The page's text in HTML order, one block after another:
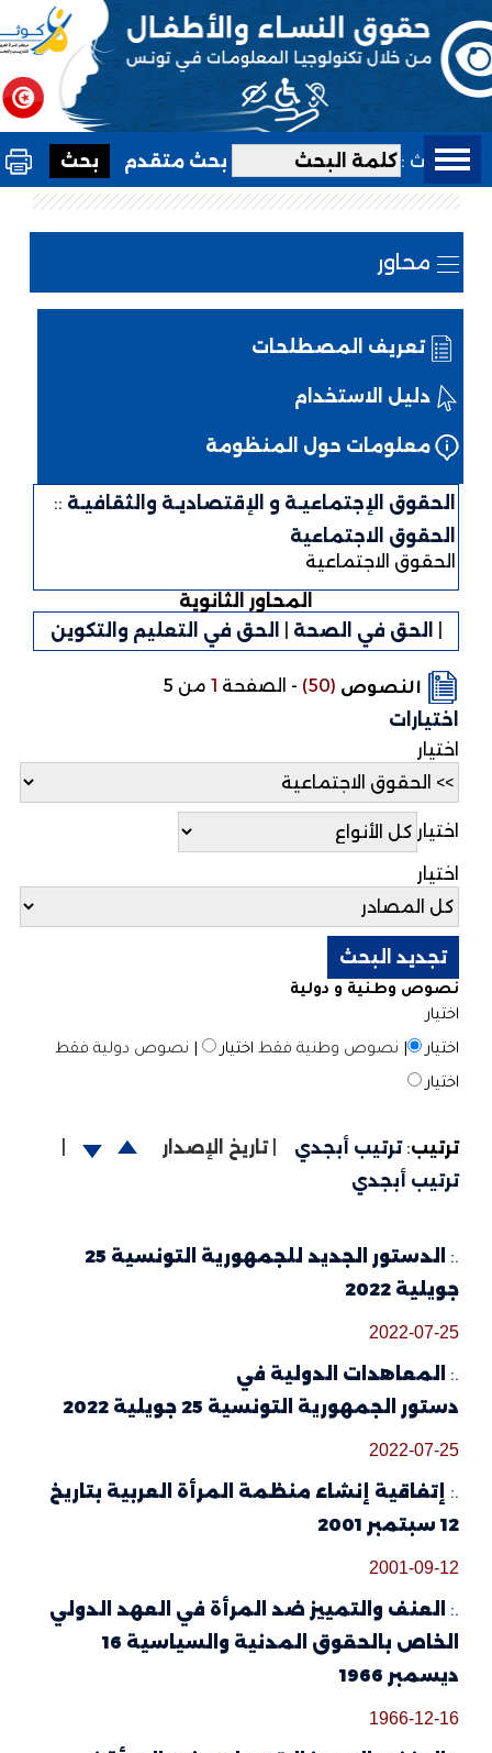
بحث : بحث متقدم
محاور
تعريف المصطلحات
دليل الاستخدام
معلومات حول المنظومة
الحقوق الإجتماعيـة و الإقتصاديـة والثقافيـة ::
الحقوق الاجتماعية
الحقوق الاجتماعية
المحاور الثانوية
الحق في الصحة | الحق في التعليم والتكوين
النصوص (50)
-الصفحة1من 5
اختيارات
اختيار
اختيار
اختيار
نصوص وطنية و دولية
اختيار
اختيار
| نصوص وطنية فقط اختيار | نصوص دولية فقط
اختيار
ترتيب: ترتيب أبجدي | تاريخ الإصدار
|
ترتيب أبجدي
الدستور الجديد للجمهورية التونسية 25
جويلية 2022
2022-07-25
المعاهدات الدولية في
دستور الجمهورية التونسية 25 جويلية 2022
2022-07-25
إتفاقية إنشاء منظمة المرأة العربية بتاريخ
12 سبتمبر 2001
2001-09-12
العنف والتمييز ضد المرأة في العهد الدولي
الخاص بالحقوق المدنية والسياسية 16
ديسمبر 1966
1966-12-16